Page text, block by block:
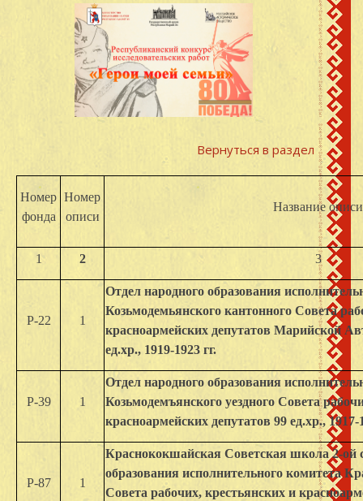
Вернуться в раздел
Номер
фонда
Номер
описи
Название описи
1 2 3
Р-22 1
Отдел народного образования
Козьмодемьянского кантонного Совета
красноармейских депутатов Марийской
ед.хр., 1919-1923 гг.
Р-39 1
Отдел народного образования
Козьмодемъянского уездного Совета
красноармейских депутатов 99 ед.хр., 1917-
Р-87 1
Краснококшайская Советская школа 2-ой
образования исполнительного комитета
Совета рабочих, крестьянских и